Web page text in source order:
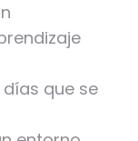
días que se